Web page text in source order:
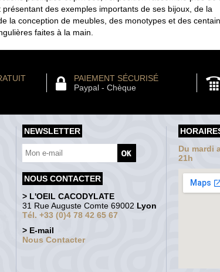
des exemples importants de ses bijoux, de la
la conception de meubles, des monotypes et des
faites à la main.
PAIEMENT SÉCURISÉ
Paypal - Chèque
NEWSLETTER
NOUS CONTACTER
> L'OEIL CACODYLATE
31 Rue Auguste Comte 69002 Lyon
Tél. +33 (0)4 78 42 65 67
> E-mail
Nous Contacter
Du mardi
21h